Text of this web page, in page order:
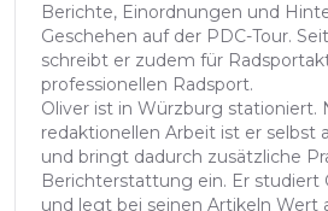
Berichte, Einordnungen und
Geschehen auf der PDC-Tour.
schreibt er zudem für
professionellen Radsport.
Oliver ist in Würzburg stationiert.
redaktionellen Arbeit ist er selbst
und bringt dadurch zusätzliche
Berichterstattung ein. Er studiert
und legt bei seinen Artikeln Wert